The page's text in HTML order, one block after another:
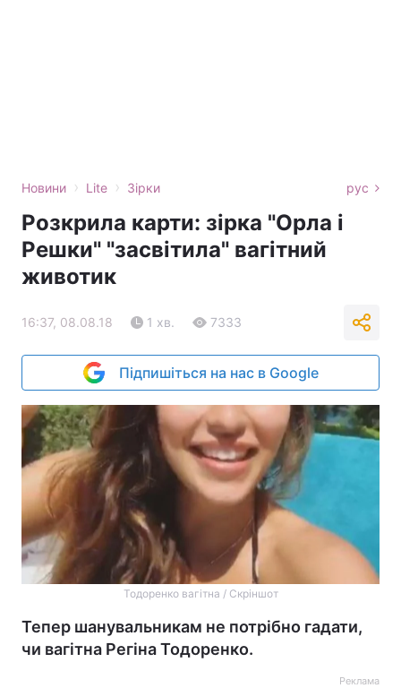
Новини › Lite › Зірки рус
Розкрила карти: зірка "Орла і
Решки" "засвітила" вагітний
животик
16:37, 08.08.18 1 хв. 7333
Підпишіться на нас в Google
Тодоренко вагітна / Скріншот
Тепер шанувальникам не потрібно гадати,
чи вагітна Регіна Тодоренко.
Реклама